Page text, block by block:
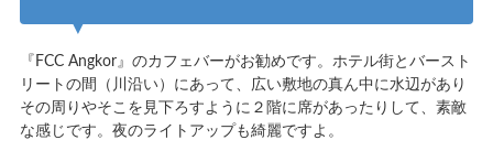
『FCC Angkor』のカフェバーがお勧めです。ホテル街とバースト
リートの間（川沿い）にあって、広い敷地の真ん中に水辺があり
その周りやそこを見下ろすように２階に席があったりして、素敵
な感じです。夜のライトアップも綺麗ですよ。